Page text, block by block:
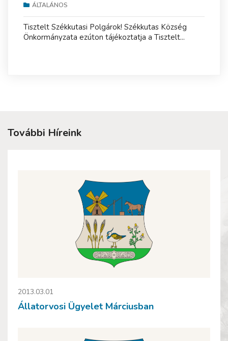
ÁLTALÁNOS
Tisztelt Székkutasi Polgárok! Székkutas Község
Önkormányzata ezúton tájékoztatja a Tisztelt...
További Híreink
2013.03.01
Állatorvosi Ügyelet Márciusban